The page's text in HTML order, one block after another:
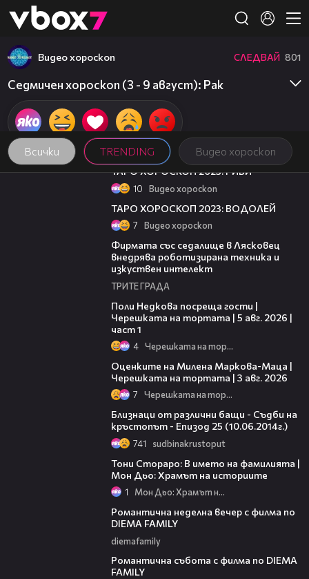
👾
Всички TRENDING Видео хороскоп
Видео хороскоп СЛЕДВАЙ 801
Седмичен хороскоп (3 - 9 август): Рак
01:49
ТАРО ХОРОСКОП 2023: РИБИ
10 Видео хороскоп
ТАРО ХОРОСКОП 2023: ВОДОЛЕЙ
7 Видео хороскоп
Фирмата със седалище в Лясковец
внедрява роботизирана техника и
изкуствен интелект
ТРИТЕ ГРАДА
Поли Недкова посреща гости |
Черешката на тортата | 5 авг. 2026 |
част 1
4 Черешката на тортата
Оценките на Милена Маркова-Маца |
Черешката на тортата | 3 авг. 2026
7 Черешката на тортата
Близнаци от различни бащи - Съдби на
кръстопът - Епизод 25 (10.06.2014г.)
741 sudbinakrustoput
Тони Стораро: В името на фамилията |
Мон Дьо: Храмът на историите
1 Мон Дьо: Храмът на историите
Романтична неделна вечер с филма по
DIEMA FAMILY
diemafamily
Романтична събота с филма по DIEMA
FAMILY